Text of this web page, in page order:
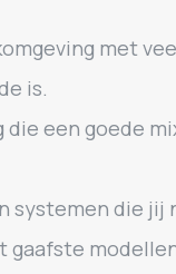
met
is.
een goede
systemen die jij
gaafste